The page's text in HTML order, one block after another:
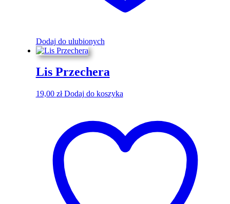
Dodaj do ulubionych
Lis Przechera
19,00 zł Dodaj do koszyka